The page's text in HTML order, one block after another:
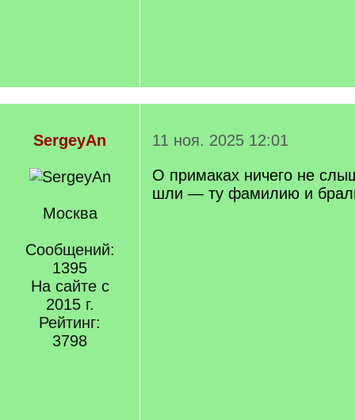
SergeyAn
Москва
Сообщений:
1395
На сайте с
2015 г.
Рейтинг:
3798
11 ноя. 2025 12:01
О примаках ничего не
шли — ту фамилию и